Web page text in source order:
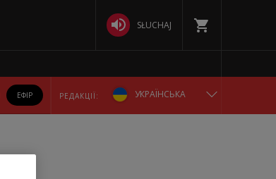
SŁUCHAJ
ЕФІР РЕДАКЦІЇ: УКРАЇНСЬКА